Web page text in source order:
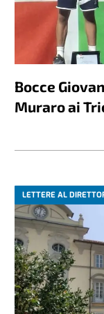
Bocce
Muraro ai
LETTERE AL